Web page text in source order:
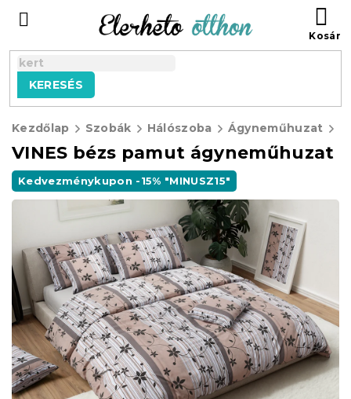
tartalomhoz
KERESÉS
Kezdőlap Szobák Hálószoba Ágyneműhuzat
VINES bézs pamut ágyneműhuzat
Kedvezménykupon -15% "MINUSZ15"